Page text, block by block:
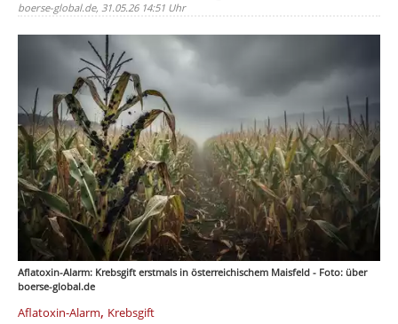
boerse-global.de, 31.05.26 14:51 Uhr
Aflatoxin-Alarm: Krebsgift erstmals in österreichischem Maisfeld - Foto: über
boerse-global.de
Aflatoxin-Alarm, Krebsgift